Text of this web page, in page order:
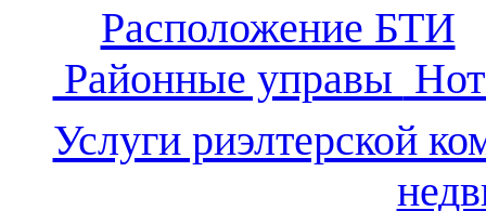
Расположение БТИ
Районные управы
Услуги риэлтерской